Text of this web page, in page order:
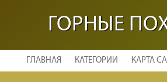
ГОРНЫЕ
ГЛАВНАЯ КАТЕГОРИИ КАРТА